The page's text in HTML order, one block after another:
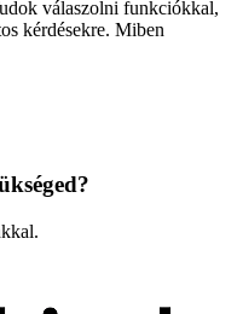
válaszolni funkciókkal,
kérdésekre. Miben